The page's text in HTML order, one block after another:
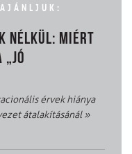
NÉLKÜL: MIÉRT
„JÓ
érvek hiánya
átalakításánál»